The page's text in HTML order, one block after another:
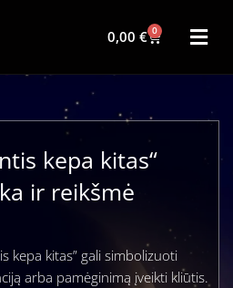
0,00 € 0
kepa kitas“
ir reikšmė
kepa kitas” gali simbolizuoti
arba pamėginimą įveikti kliūtis.